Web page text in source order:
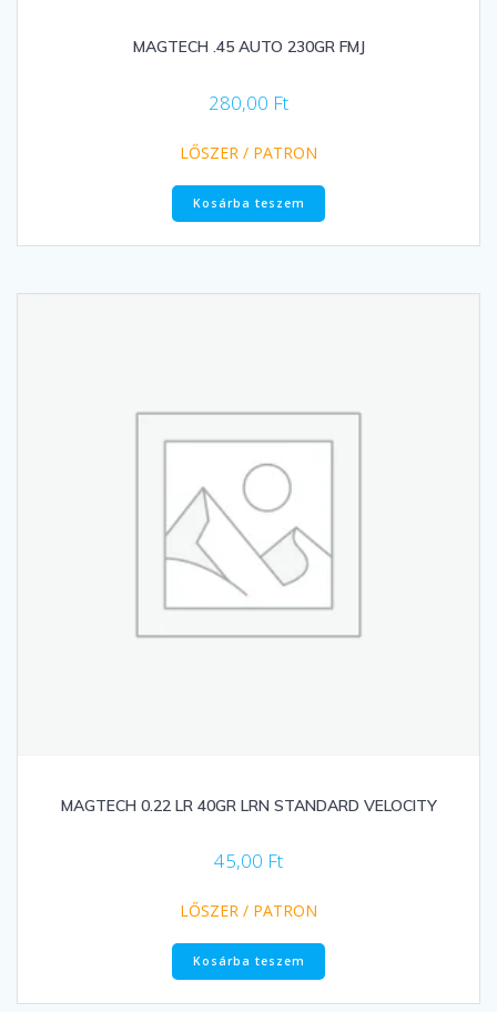
MAGTECH .45 AUTO 230GR FMJ
280,00 Ft
LŐSZER / PATRON
Kosárba teszem
MAGTECH 0.22 LR 40GR LRN STANDARD VELOCITY
45,00 Ft
LŐSZER / PATRON
Kosárba teszem